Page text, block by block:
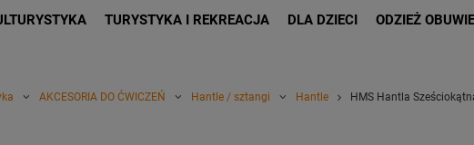
TURYSTYKA I REKREACJA DLA DZIECI ODZIEŻ
AKCESORIA DO ĆWICZEŃ Hantle / sztangi Hantle HMS Hantla